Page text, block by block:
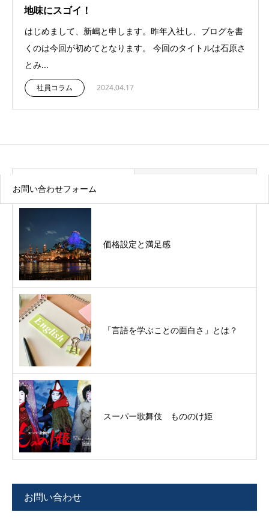
地味にスゴイ！
はじめまして、新嶋と申します。昨年入社し、ブログを書
くのは今回が初めてとなります。 今回のタイトルは石原さ
とみ...
社員コラム 2024.04.17
最近の記事
価格設定と満足感
「言語を学ぶことの面白さ」とは？
スーパー歌舞伎 もののけ姫
お問い合わせ
お問い合わせフォーム